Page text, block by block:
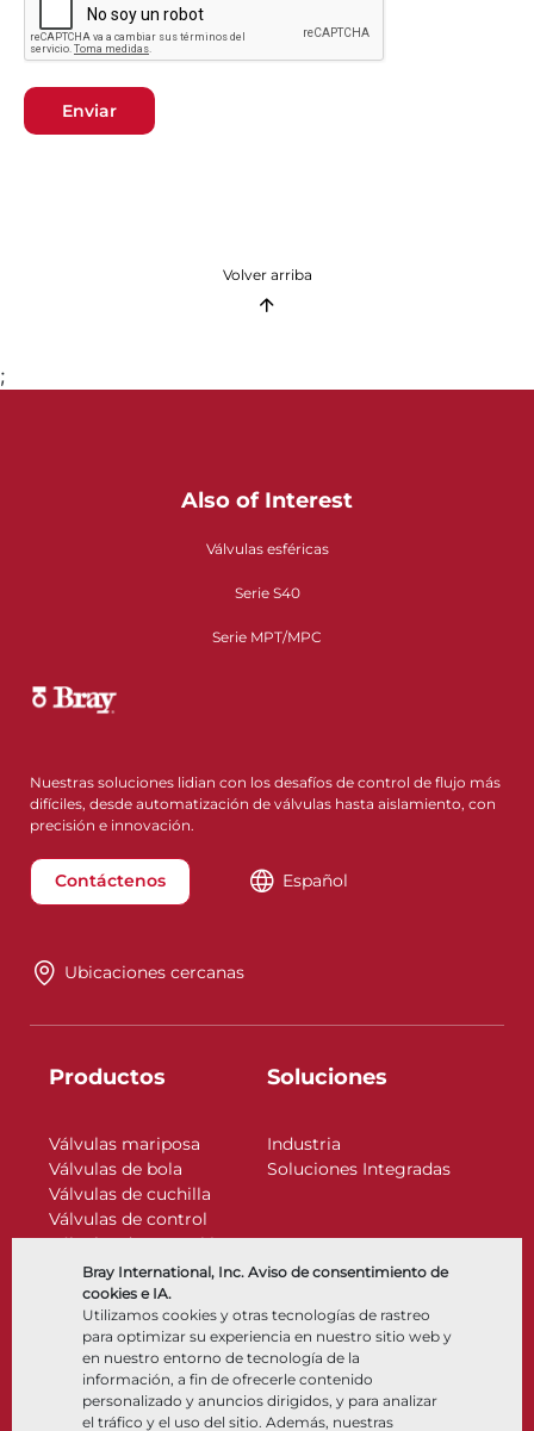
Bray International, Inc. Aviso de consentimiento de
cookies e IA.
Utilizamos cookies y otras tecnologías de rastreo
para optimizar su experiencia en nuestro sitio web y
en nuestro entorno de tecnología de la
información, a fin de ofrecerle contenido
personalizado y anuncios dirigidos, y para analizar
el tráfico y el uso del sitio. Además, nuestras
Enviar
Volver arriba
;
Also of Interest
Válvulas esféricas
Serie S40
Serie MPT/MPC
Nuestras soluciones lidian con los desafíos de control de flujo más
difíciles, desde automatización de válvulas hasta aislamiento, con
precisión e innovación.
Contáctenos Español
Ubicaciones cercanas
Productos
Válvulas mariposa
Válvulas de bola
Válvulas de cuchilla
Válvulas de control
Válvulas de retención
Actuadores
Accesorios de control
Criogénico
Soluciones
Industria
Soluciones Integradas
Compañía
Nosotros
Recursos
Documentos